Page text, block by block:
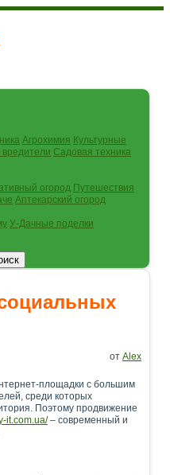
Агрохимия Культурные
Садовая техника
огород Путешествия
Аптекарский огород
У-Дачные поделки
от Alex
площадки с большим
среди которых
Поэтому продвижение
it.com.ua/– современный и